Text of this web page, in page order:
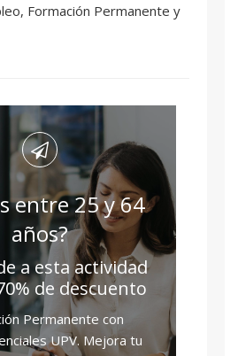
Formación Permanente y
entre 25 y 64
años?
a esta actividad
de descuento
Permanente con
UPV. Mejora tu